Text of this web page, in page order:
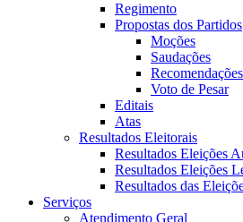
Regimento
Propostas dos Partidos
Moções
Saudações
Recomendações
Voto de Pesar
Editais
Atas
Resultados Eleitorais
Resultados Eleições
Resultados Eleições
Resultados das
Serviços
Atendimento Geral